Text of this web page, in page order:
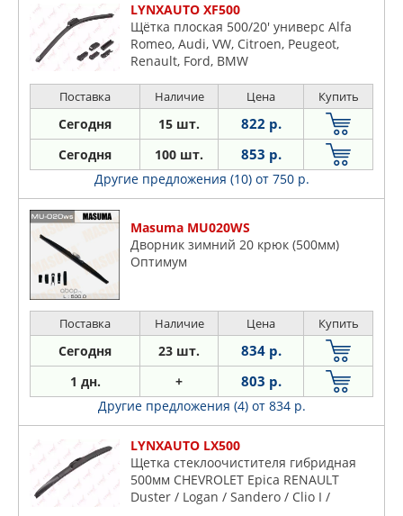
LYNXAUTO XF500
Щётка плоская 500/20' универс Alfa
Romeo, Audi, VW, Citroen, Peugeot,
Renault, Ford, BMW
Поставка Наличие Цена Купить
Сегодня 15 шт. 822 р.
Сегодня 100 шт. 853 р.
Другие предложения (10) от 750 р.
Masuma MU020WS
Дворник зимний 20 крюк (500мм)
Оптимум
Поставка Наличие Цена Купить
Сегодня 23 шт. 834 р.
1 дн. + 803 р.
Другие предложения (4) от 834 р.
LYNXAUTO LX500
Щетка стеклоочистителя гибридная
500мм CHEVROLET Epica RENAULT
Duster / Logan / Sandero / Clio I /